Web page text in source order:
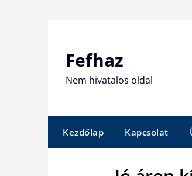
Fefhaz
Nem hivatalos oldal
Kezdőlap Kapcsolat